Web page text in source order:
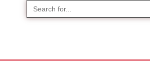
Search
for: